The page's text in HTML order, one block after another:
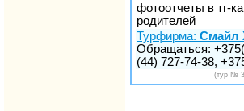
фотоотчеты в тг-
родителей
Турфирма: Смайл
Обращаться:
(44) 727-74-38,
(тур №